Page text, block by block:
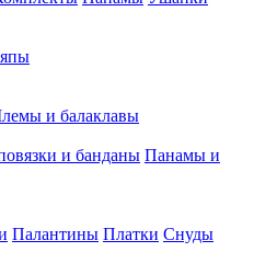
и балаклавы
и банданы Панамы и
Палантины Платки Снуды